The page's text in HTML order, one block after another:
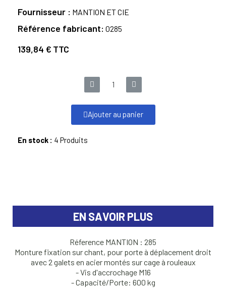
Fournisseur MANTION ET CIE
Référence fabricant 0285
139,84 € TTC
Ajouter au panier
En stock : 4 Produits
EN SAVOIR PLUS
Réference MANTION : 285
Monture fixation sur chant, pour porte à déplacement droit
avec 2 galets en acier montés sur cage à rouleaux
- Vis d'accrochage M16
- Capacité/Porte: 600 kg